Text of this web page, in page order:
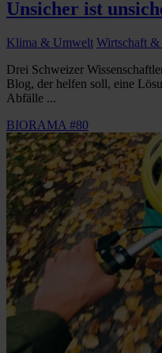
Unsicher ist
Klima & Umwelt Wirtschaft
Drei Schweizer
Blog, der helfen soll, eine
Abfälle ...
BIORAMA #80